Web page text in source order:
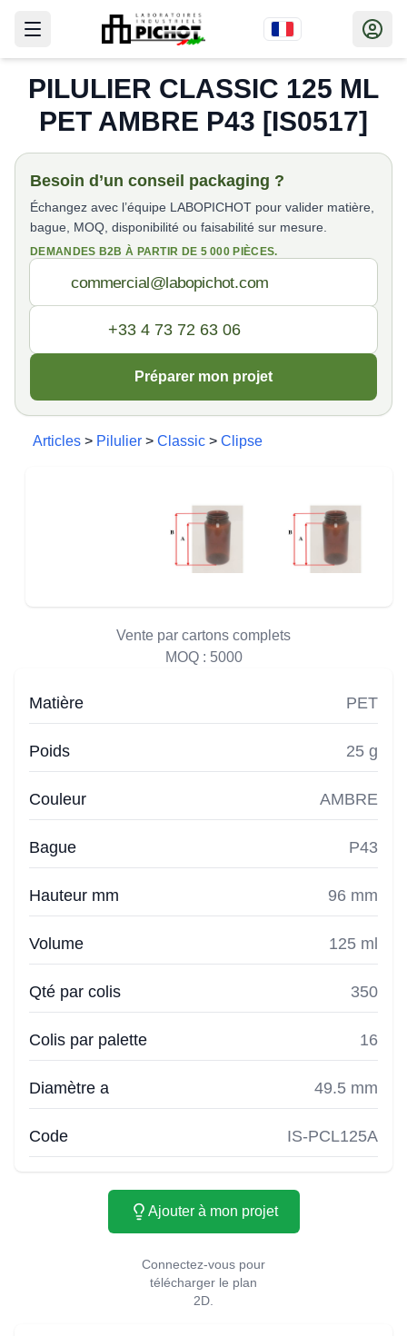
PILULIER CLASSIC 125 ML
PET AMBRE P43 [IS0517]
Besoin d’un conseil packaging ?
Échangez avec l’équipe LABOPICHOT pour valider matière,
bague, MOQ, disponibilité ou faisabilité sur mesure.
DEMANDES B2B À PARTIR DE 5 000 PIÈCES.
Préparer mon projet
Articles > Pilulier > Classic > Clipse
Vente par cartons complets
MOQ : 5000
Matière PET
Poids 25 g
Couleur AMBRE
Bague P43
Hauteur mm 96 mm
Volume 125 ml
Qté par colis 350
Colis par palette 16
Diamètre a 49.5 mm
Code IS-PCL125A
Ajouter à mon projet
Connectez-vous pour
télécharger le plan
2D.